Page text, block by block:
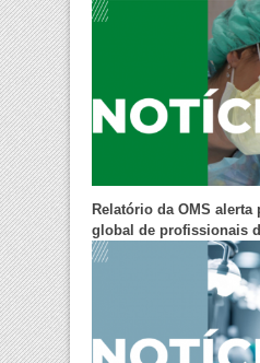
Relatório da OMS alerta
global de profissionais